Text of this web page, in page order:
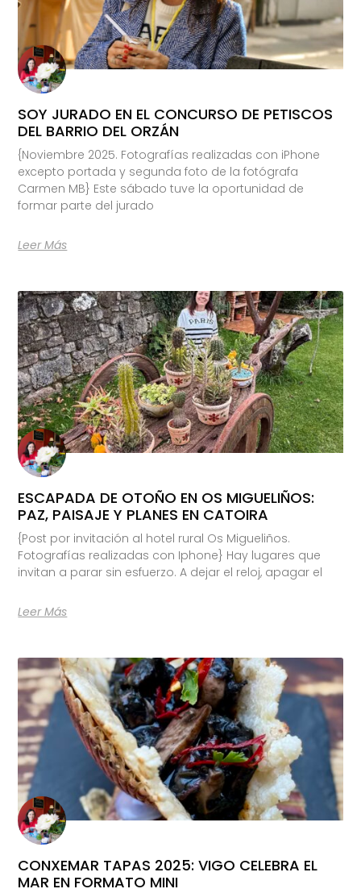
SOY JURADO EN EL CONCURSO DE PETISCOS
DEL BARRIO DEL ORZÁN
{Noviembre 2025. Fotografías realizadas con iPhone
excepto portada y segunda foto de la fotógrafa
Carmen MB} Este sábado tuve la oportunidad de
formar parte del jurado
Leer Más
ESCAPADA DE OTOÑO EN OS MIGUELIÑOS:
PAZ, PAISAJE Y PLANES EN CATOIRA
{Post por invitación al hotel rural Os Migueliños.
Fotografías realizadas con Iphone} Hay lugares que
invitan a parar sin esfuerzo. A dejar el reloj, apagar el
Leer Más
CONXEMAR TAPAS 2025: VIGO CELEBRA EL
MAR EN FORMATO MINI